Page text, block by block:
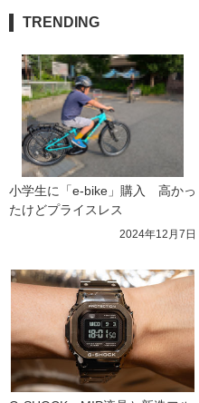
TRENDING
小学生に「e-bike」購入　高かっ
たけどプライスレス
2024年12月7日